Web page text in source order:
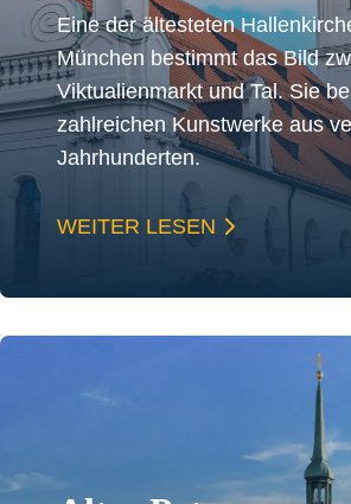
Eine der ältesteten
München bestimmt das Bild
Viktualienmarkt und Tal. Sie
zahlreichen Kunstwerke aus
Jahrhunderten.
WEITER LESEN